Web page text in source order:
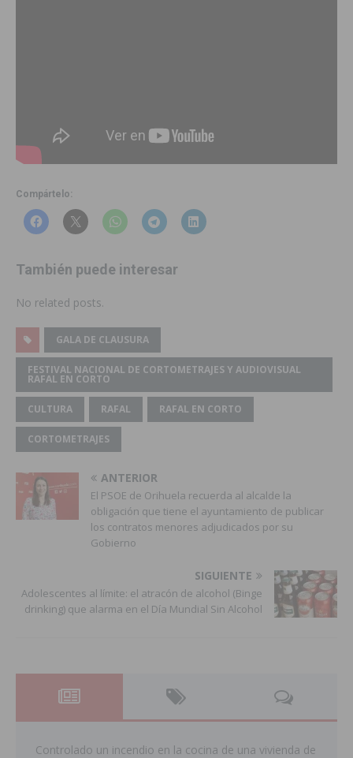
Compártelo:
También puede interesar
No related posts.
GALA DE CLAUSURA
FESTIVAL NACIONAL DE CORTOMETRAJES Y AUDIOVISUAL
RAFAL EN CORTO
CULTURA RAFAL RAFAL EN CORTO
CORTOMETRAJES
ANTERIOR
El PSOE de Orihuela recuerda al alcalde la
obligación que tiene el ayuntamiento de publicar
los contratos menores adjudicados por su
Gobierno
SIGUIENTE
Adolescentes al límite: el atracón de alcohol (Binge
drinking) que alarma en el Día Mundial Sin Alcohol
Controlado un incendio en la cocina de una vivienda de